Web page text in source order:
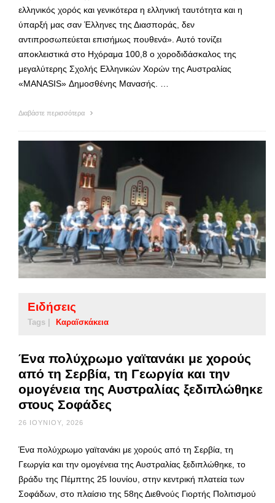
ελληνικός χορός και γενικότερα η ελληνική ταυτότητα και η
ύπαρξή μας σαν Έλληνες της Διασποράς, δεν
αντιπροσωπεύεται επισήμως πουθενά». Αυτό τονίζει
αποκλειστικά στο Ηχόραμα 100,8 ο χοροδιδάσκαλος της
μεγαλύτερης Σχολής Ελληνικών Χορών της Αυστραλίας
«MANASIS» Δημοσθένης Μανασής. …
Διαβάστε περισσότερα
Ειδήσεις
Tags | Καραϊσκάκεια
Ένα πολύχρωμο γαϊτανάκι με χορούς
από τη Σερβία, τη Γεωργία και την
ομογένεια της Αυστραλίας ξεδιπλώθηκε
στους Σοφάδες
26 ΙΟΥΝΊΟΥ, 2026
Ένα πολύχρωμο γαϊτανάκι με χορούς από τη Σερβία, τη
Γεωργία και την ομογένεια της Αυστραλίας ξεδιπλώθηκε, το
βράδυ της Πέμπτης 25 Ιουνίου, στην κεντρική πλατεία των
Σοφάδων, στο πλαίσιο της 58ης Διεθνούς Γιορτής Πολιτισμού